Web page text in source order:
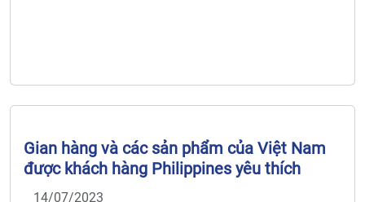
Gian hàng và các sản phẩm của Việt Nam
được khách hàng Philippines yêu thích
14/07/2023